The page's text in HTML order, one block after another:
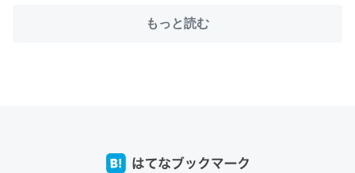
コミュニケーションが劇的に変化した｜tayorini by LIFULL介護
り時間を日数にすると1週間とかの人が多いそうだけど、
もっと読む